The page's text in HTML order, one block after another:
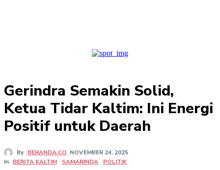
Gerindra Semakin Solid,
Ketua Tidar Kaltim: Ini Energi
Positif untuk Daerah
By BERANDA.CO NOVEMBER 24, 2025
In BERITA KALTIM SAMARINDA POLITIK